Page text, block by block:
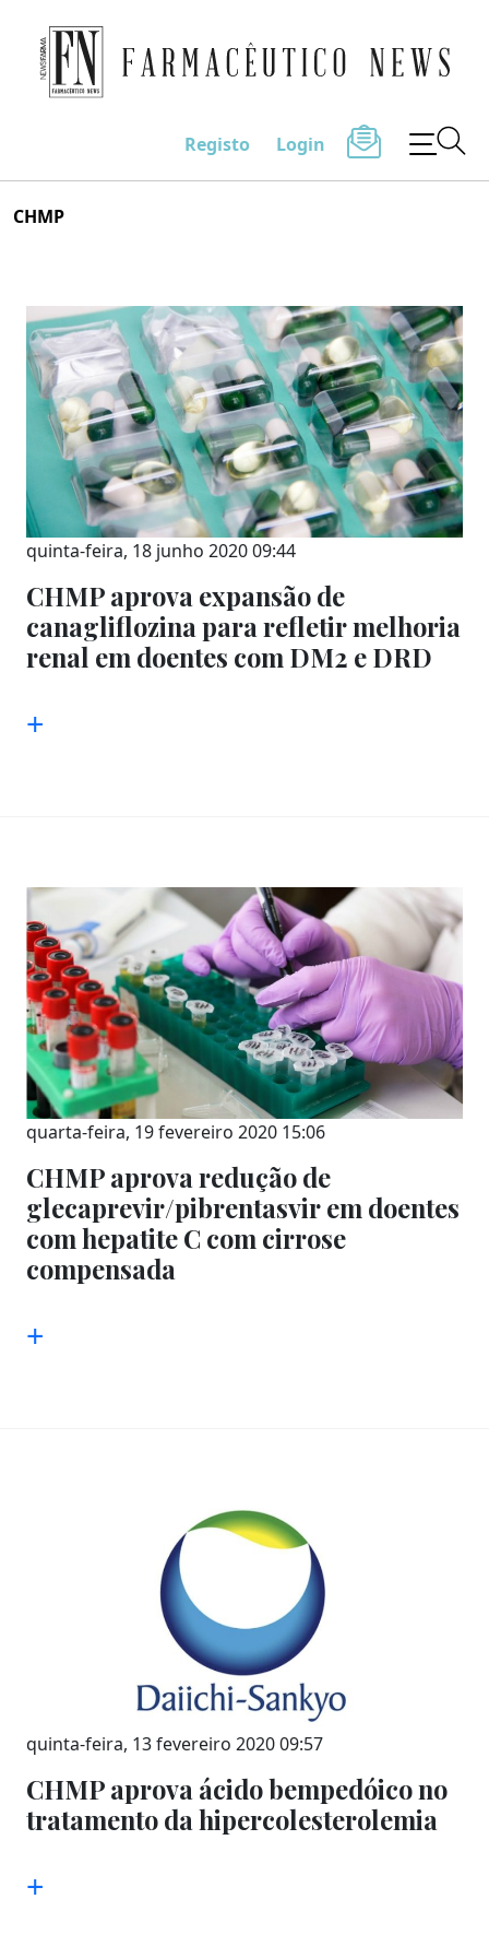
to
Farmacêutico News
Registo Login
CHMP
quinta-feira, 18 junho 2020 09:44
CHMP aprova expansão de
canagliflozina para refletir melhoria
renal em doentes com DM2 e DRD
+
quarta-feira, 19 fevereiro 2020 15:06
CHMP aprova redução de
glecaprevir/pibrentasvir em doentes
com hepatite C com cirrose
compensada
+
quinta-feira, 13 fevereiro 2020 09:57
CHMP aprova ácido bempedóico no
tratamento da hipercolesterolemia
+